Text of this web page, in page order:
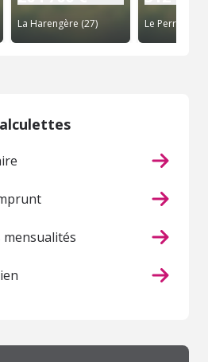
La Harengère (27) Le Perrey (27)